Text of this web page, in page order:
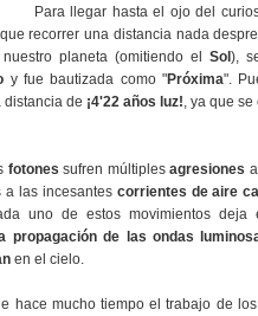
Para llegar hasta el ojo del
recorrer una distancia nada
planeta (omitiendo el Sol),
y fue bautizada como "Próxima".
de ¡4'22 años luz!, ya que
fotones sufren múltiples agresiones
a las incesantes corrientes de aire
uno de estos movimientos deja
propagación de las ondas
en el cielo.
hace mucho tiempo el trabajo de los